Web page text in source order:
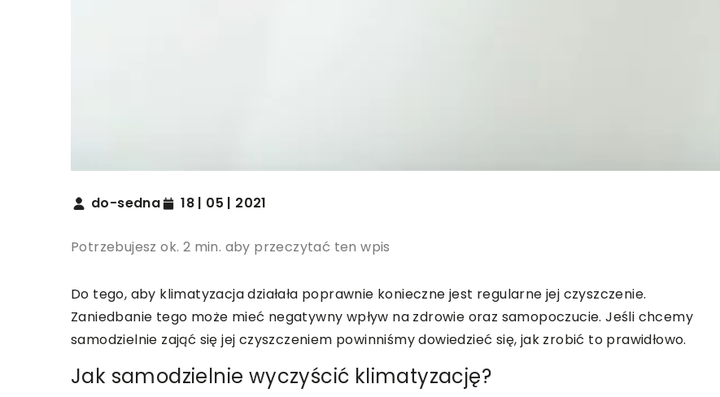
do-sedna 18 | 05 | 2021
Potrzebujesz ok. 2 min. aby przeczytać ten wpis
Do tego, aby klimatyzacja działała poprawnie konieczne jest regularne jej czyszczenie.
Zaniedbanie tego może mieć negatywny wpływ na zdrowie oraz samopoczucie. Jeśli chcemy
samodzielnie zająć się jej czyszczeniem powinniśmy dowiedzieć się, jak zrobić to prawidłowo.
Jak samodzielnie wyczyścić klimatyzację?